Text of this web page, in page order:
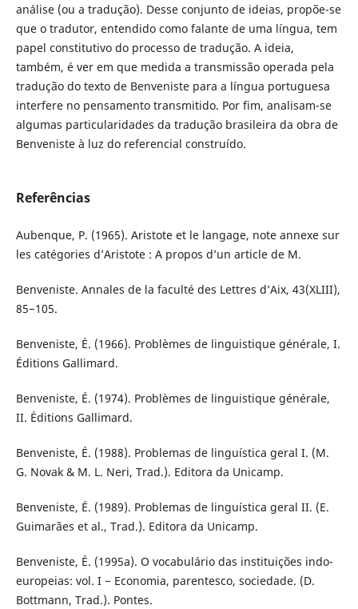
análise (ou a tradução). Desse conjunto de ideias, propõe-se
que o tradutor, entendido como falante de uma língua, tem
papel constitutivo do processo de tradução. A ideia,
também, é ver em que medida a transmissão operada pela
tradução do texto de Benveniste para a língua portuguesa
interfere no pensamento transmitido. Por fim, analisam-se
algumas particularidades da tradução brasileira da obra de
Benveniste à luz do referencial construído.
Referências
Aubenque, P. (1965). Aristote et le langage, note annexe sur
les catégories d’Aristote : A propos d’un article de M.
Benveniste. Annales de la faculté des Lettres d’Aix, 43(XLIII),
85−105.
Benveniste, É. (1966). Problèmes de linguistique générale, I.
Éditions Gallimard.
Benveniste, É. (1974). Problèmes de linguistique générale,
II. Éditions Gallimard.
Benveniste, É. (1988). Problemas de linguística geral I. (M.
G. Novak & M. L. Neri, Trad.). Editora da Unicamp.
Benveniste, É. (1989). Problemas de linguística geral II. (E.
Guimarães et al., Trad.). Editora da Unicamp.
Benveniste, É. (1995a). O vocabulário das instituições indo-
europeias: vol. I − Economia, parentesco, sociedade. (D.
Bottmann, Trad.). Pontes.